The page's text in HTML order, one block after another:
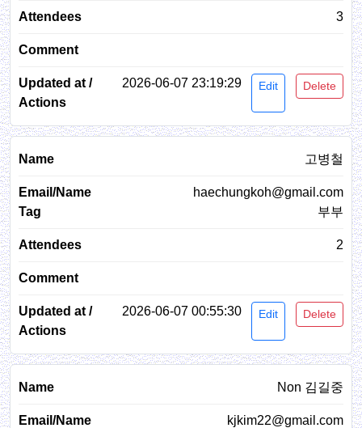
3
2026-06-07 23:19:29 Edit Delete
고병철
haechungkoh@gmail.com
부부
2
2026-06-07 00:55:30 Edit Delete
Non 김길중
kjkim22@gmail.com